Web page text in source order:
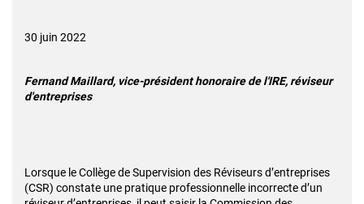
30 juin 2022
Fernand Maillard, vice-président honoraire de l'IRE, réviseur
d'entreprises
Lorsque le Collège de Supervision des Réviseurs d’entreprises
(CSR) constate une pratique professionnelle incorrecte d’un